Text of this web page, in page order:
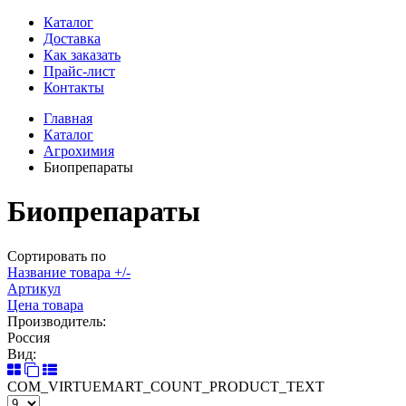
Каталог
Доставка
Как заказать
Прайс-лист
Контакты
Главная
Каталог
Агрохимия
Биопрепараты
Биопрепараты
Сортировать по
Название товара +/-
Артикул
Цена товара
Производитель:
Россия
Вид:
COM_VIRTUEMART_COUNT_PRODUCT_TEXT